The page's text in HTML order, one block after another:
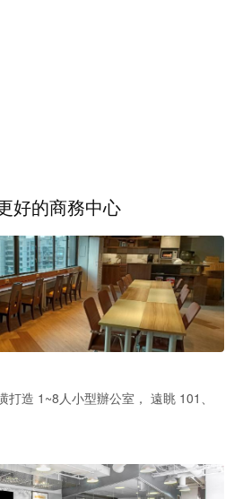
好的商務中心
造 1~8人小型辦公室， 遠眺 101、